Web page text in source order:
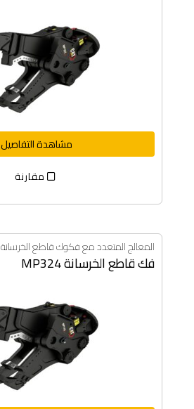
مشاهدة التفاصيل
مقارنة
المعالج المتعدد مع فكوك قاطع الخرسانة
فك قاطع الخرسانة MP324